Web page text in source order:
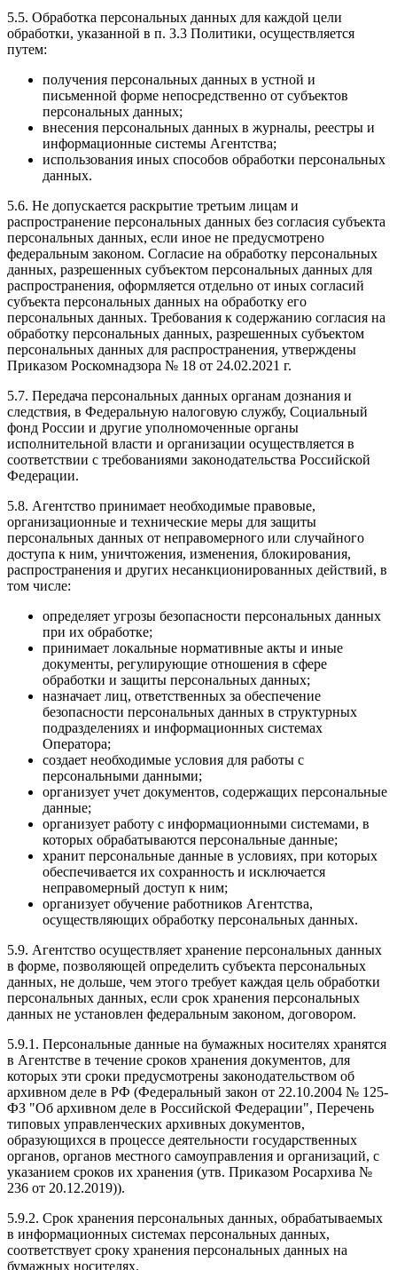
5.5. Обработка персональных данных для каждой цели
обработки, указанной в п. 3.3 Политики, осуществляется
путем:
получения персональных данных в устной и
письменной форме непосредственно от субъектов
персональных данных;
внесения персональных данных в журналы, реестры и
информационные системы Агентства;
использования иных способов обработки персональных
данных.
5.6. Не допускается раскрытие третьим лицам и
распространение персональных данных без согласия субъекта
персональных данных, если иное не предусмотрено
федеральным законом. Согласие на обработку персональных
данных, разрешенных субъектом персональных данных для
распространения, оформляется отдельно от иных согласий
субъекта персональных данных на обработку его
персональных данных. Требования к содержанию согласия на
обработку персональных данных, разрешенных субъектом
персональных данных для распространения, утверждены
Приказом Роскомнадзора № 18 от 24.02.2021 г.
5.7. Передача персональных данных органам дознания и
следствия, в Федеральную налоговую службу, Социальный
фонд России и другие уполномоченные органы
исполнительной власти и организации осуществляется в
соответствии с требованиями законодательства Российской
Федерации.
5.8. Агентство принимает необходимые правовые,
организационные и технические меры для защиты
персональных данных от неправомерного или случайного
доступа к ним, уничтожения, изменения, блокирования,
распространения и других несанкционированных действий, в
том числе:
определяет угрозы безопасности персональных данных
при их обработке;
принимает локальные нормативные акты и иные
документы, регулирующие отношения в сфере
обработки и защиты персональных данных;
назначает лиц, ответственных за обеспечение
безопасности персональных данных в структурных
подразделениях и информационных системах
Оператора;
создает необходимые условия для работы с
персональными данными;
организует учет документов, содержащих персональные
данные;
организует работу с информационными системами, в
которых обрабатываются персональные данные;
хранит персональные данные в условиях, при которых
обеспечивается их сохранность и исключается
неправомерный доступ к ним;
организует обучение работников Агентства,
осуществляющих обработку персональных данных.
5.9. Агентство осуществляет хранение персональных данных
в форме, позволяющей определить субъекта персональных
данных, не дольше, чем этого требует каждая цель обработки
персональных данных, если срок хранения персональных
данных не установлен федеральным законом, договором.
5.9.1. Персональные данные на бумажных носителях хранятся
в Агентстве в течение сроков хранения документов, для
которых эти сроки предусмотрены законодательством об
архивном деле в РФ (Федеральный закон от 22.10.2004 № 125-
ФЗ "Об архивном деле в Российской Федерации", Перечень
типовых управленческих архивных документов,
образующихся в процессе деятельности государственных
органов, органов местного самоуправления и организаций, с
указанием сроков их хранения (утв. Приказом Росархива №
236 от 20.12.2019)).
5.9.2. Срок хранения персональных данных, обрабатываемых
в информационных системах персональных данных,
соответствует сроку хранения персональных данных на
бумажных носителях.